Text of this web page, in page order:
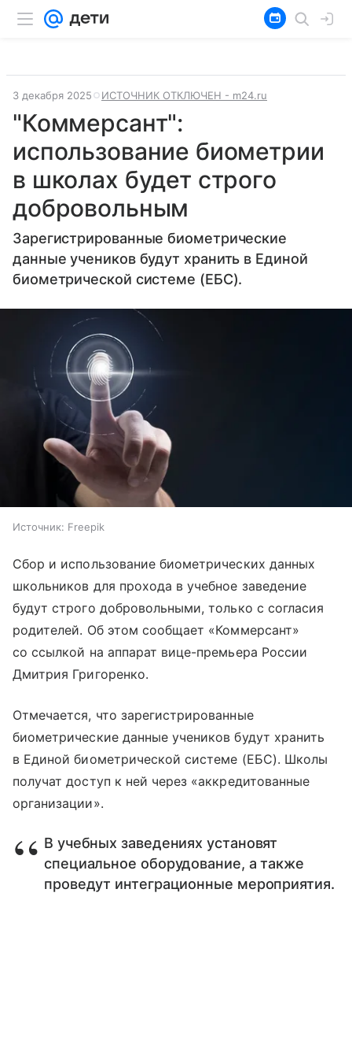
3 декабря 2025 ИСТОЧНИК ОТКЛЮЧЕН - m24.ru
"Коммерсант":
использование биометрии
в школах будет строго
добровольным
Зарегистрированные биометрические
данные учеников будут хранить в Единой
биометрической системе (ЕБС).
Источник: Freepik
Сбор и использование биометрических данных
школьников для прохода в учебное заведение
будут строго добровольными, только с согласия
родителей. Об этом сообщает «Коммерсант»
со ссылкой на аппарат вице-премьера России
Дмитрия Григоренко.
Отмечается, что зарегистрированные
биометрические данные учеников будут хранить
в Единой биометрической системе (ЕБС). Школы
получат доступ к ней через «аккредитованные
организации».
В учебных заведениях установят
специальное оборудование, а также
проведут интеграционные мероприятия.